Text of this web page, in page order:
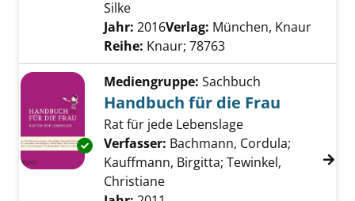
Silke
Jahr: 2016Verlag: München, Knaur
Reihe: Knaur; 78763
Exemplar-Details von Handbuch für die Frau
Mediengruppe: Sachbuch
Handbuch für die Frau
Rat für jede Lebenslage
Verfasser: Bachmann, Cordula;
Kauffmann, Birgitta; Tewinkel,
Christiane